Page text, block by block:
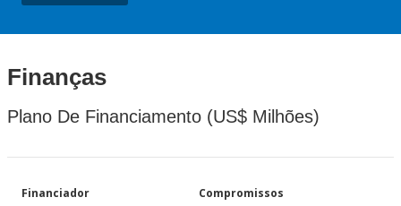
Finanças
Plano De Financiamento (US$ Milhões)
Financiador Compromissos